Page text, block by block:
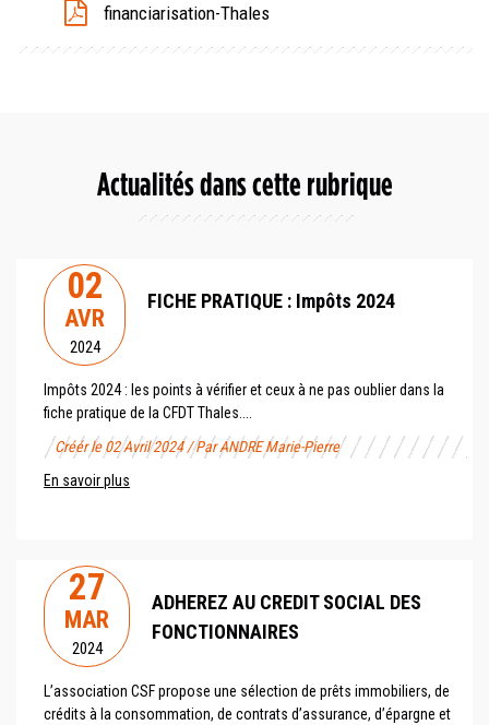
financiarisation-Thales
Actualités dans cette rubrique
02
AVR
2024
FICHE PRATIQUE : Impôts 2024
Impôts 2024 : les points à vérifier et ceux à ne pas oublier dans la
fiche pratique de la CFDT Thales....
Créér le 02 Avril 2024 / Par ANDRE Marie-Pierre
En savoir plus
27
MAR
2024
ADHEREZ AU CREDIT SOCIAL DES
FONCTIONNAIRES
L’association CSF propose une sélection de prêts immobiliers, de
crédits à la consommation, de contrats d’assurance, d’épargne et